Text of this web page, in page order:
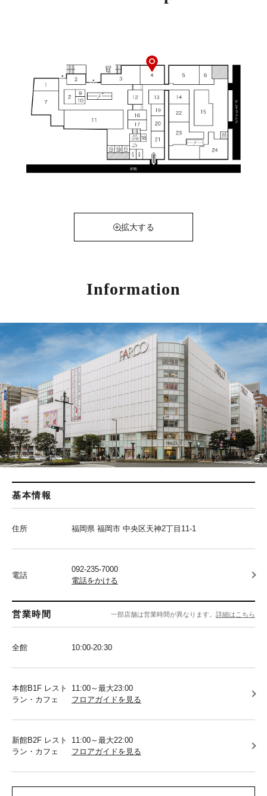
拡大する
Information
基本情報
住所 福岡県 福岡市 中央区天神2丁目11-1
電話
092-235-7000
電話をかける
営業時間 一部店舗は営業時間が異なります。 詳細はこちら
全館 10:00-20:30
本館B1F レスト
ラン・カフェ
11:00～最大23:00
フロアガイドを見る
新館B2F レスト
ラン・カフェ
11:00～最大22:00
フロアガイドを見る